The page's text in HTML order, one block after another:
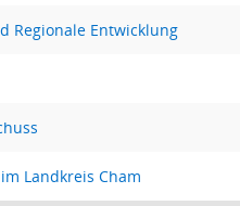
Regionale Entwicklung
Landkreis Cham